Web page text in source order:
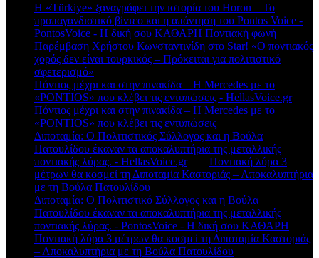
Η «Türkiye» ξαναγράφει την ιστορία του Horon – Το
προπαγανδιστικό βίντεο και η απάντηση του Pontos Voice -
PontosVoice - H δική σου ΚΑΘΑΡΗ Ποντιακή φωνή
Παρέμβαση Χρήστου Κωνσταντινίδη στο Star! «Ο ποντιακός
χορός δεν είναι τουρκικός – Πρόκειται για πολιτιστικό
σφετερισμό»
Πόντιος μέχρι και στην πινακίδα – Η Mercedes με το
«PONTIOS» που κλέβει τις εντυπώσεις - HellasVoice.grστο
Πόντιος μέχρι και στην πινακίδα – Η Mercedes με το
«PONTIOS» που κλέβει τις εντυπώσεις
Διποταμία: Ο Πολιτιστικός Σύλλογος και η Βούλα
Πατουλίδου έκαναν τα αποκαλυπτήρια της μεταλλικής
ποντιακής λύρας. - HellasVoice.grστο Ποντιακή λύρα 3
μέτρων θα κοσμεί τη Διποταμία Καστοριάς – Αποκαλυπτήρια
με τη Βούλα Πατουλίδου
Διποταμία: Ο Πολιτιστικό Σύλλογος και η Βούλα
Πατουλίδου έκαναν τα αποκαλυπτήρια της μεταλλικής
ποντιακής λύρας. - PontosVoice - H δική σου ΚΑΘΑΡΗ
Ποντιακή λύρα 3 μέτρων θα κοσμεί τη Διποταμία Καστοριάς
– Αποκαλυπτήρια με τη Βούλα Πατουλίδου